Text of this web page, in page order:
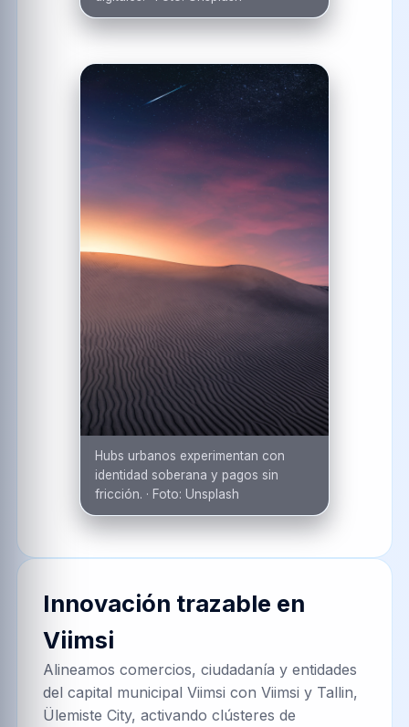
Hubs urbanos experimentan con
identidad soberana y pagos sin
fricción. · Foto: Unsplash
Innovación trazable en
Viimsi
Alineamos comercios, ciudadanía y entidades
del capital municipal Viimsi con Viimsi y Tallin,
Ülemiste City, activando clústeres de